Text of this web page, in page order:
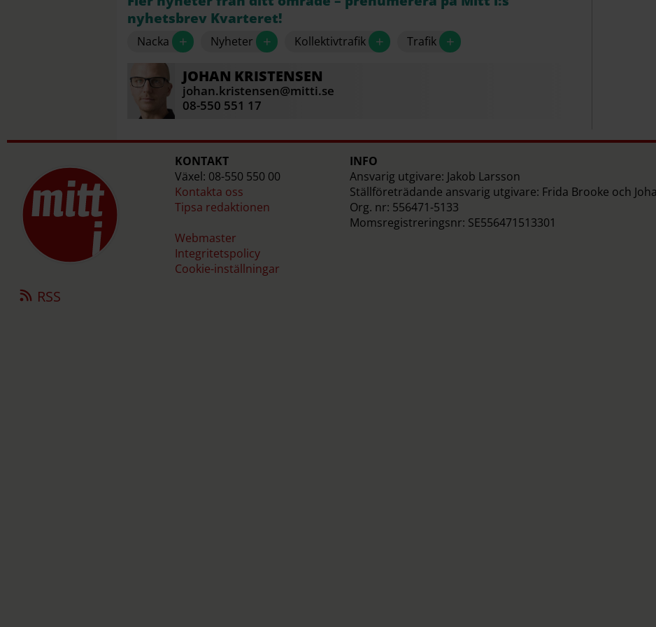
nyhetsbrev Kvarteret!
Nacka + Nyheter + Kollektivtrafik + Trafik +
JOHAN KRISTENSEN
johan.kristensen@mitti.se
08-550 551 17
KONTAKT
Växel: 08-550 550 00
Kontakta oss
Tipsa redaktionen
Webmaster
Integritetspolicy
Cookie-inställningar
INFO
Ansvarig utgivare: Jakob Larsson
Ställföreträdande ansvarig utgivare: Frida Brooke och
Org. nr: 556471-5133
Momsregistreringsnr: SE556471513301
RSS